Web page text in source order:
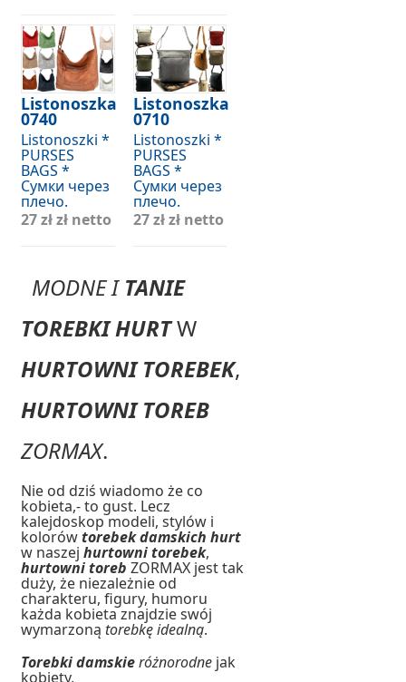
Listonoszka
0740
Listonoszki *
PURSES
BAGS *
Сумки через
плечо.
27 złzł netto
Listonoszka
0710
Listonoszki *
PURSES
BAGS *
Сумки через
плечо.
27 złzł netto
MODNE I TANIE
TOREBKI HURTW
HURTOWNI TOREBEK,
HURTOWNI TOREB
ZORMAX.
Nie od dziś wiadomo że co
kobieta,- to gust. Lecz
kalejdoskopmodeli, stylów i
kolorówtorebek damskich hurt
w naszejhurtowni torebek,
hurtowni toreb ZORMAX jest tak
duży, że niezależnie od
charakteru, figury, humoru
każda kobieta znajdzie swój
wymarzoną torebkę idealną.
Torebki damskieróżnorodne jak
kobiety,